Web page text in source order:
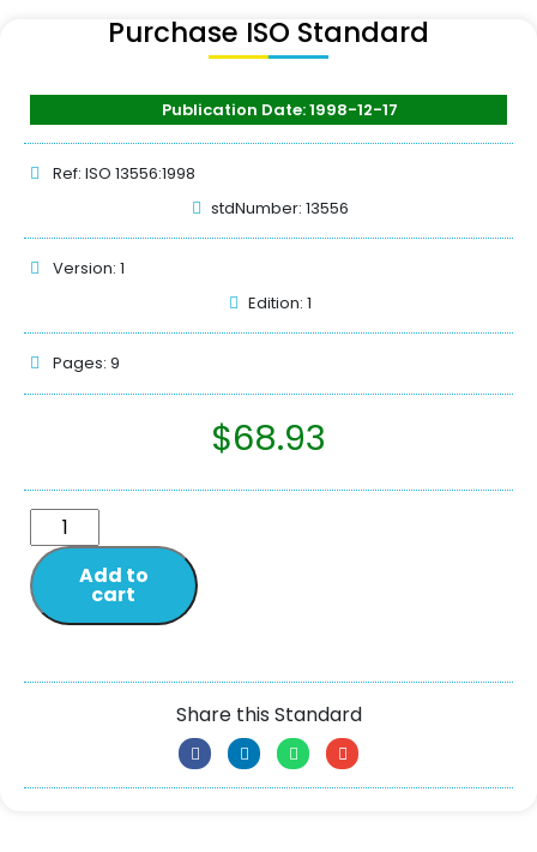
Purchase ISO Standard
Publication Date: 1998-12-17
Ref: ISO 13556:1998
stdNumber: 13556
Version: 1
Edition: 1
Pages: 9
$68.93
Add to
cart
Share this Standard